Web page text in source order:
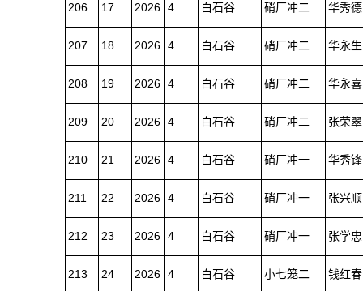
206 17 2026 4 白石谷 硝厂冲二 华秀德
207 18 2026 4 白石谷 硝厂冲二 华永生
208 19 2026 4 白石谷 硝厂冲二 华永喜
209 20 2026 4 白石谷 硝厂冲二 张荣翠
210 21 2026 4 白石谷 硝厂冲一 华秀锋
211 22 2026 4 白石谷 硝厂冲一 张兴顺
212 23 2026 4 白石谷 硝厂冲一 张学忠
213 24 2026 4 白石谷 小七笼二 钱红春